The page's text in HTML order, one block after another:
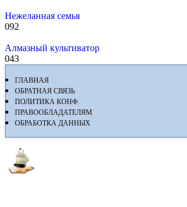
Нежеланная семья
092
Алмазный культиватор
043
ГЛАВНАЯ
ОБРАТНАЯ СВЯЗЬ
ПОЛИТИКА КОНФ.
ПРАВООБЛАДАТЕЛЯМ
ОБРАБОТКА ДАННЫХ